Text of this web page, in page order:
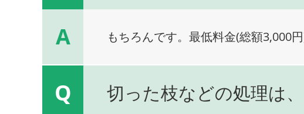
A もちろんです。最低料金(総額3,000
Q 切った枝などの処理は